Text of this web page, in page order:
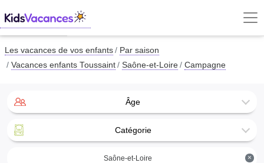
Les vacances de vos enfants
Par saison
Vacances enfants Toussaint
Saône-et-Loire Campagne
Âge
Catégorie
×
Saône-et-Loire